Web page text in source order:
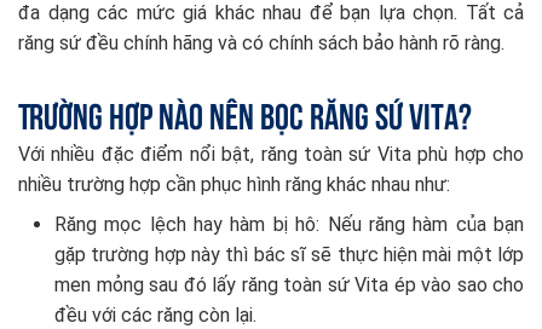
đa dạng các mức giá khác nhau để bạn lựa chọn. Tất cả
răng sứ đều chính hãng và có chính sách bảo hành rõ ràng.
Trường hợp nào nên bọc răng sứ Vita?
Với nhiều đặc điểm nổi bật, răng toàn sứ Vita phù hợp cho
nhiều trường hợp cần phục hình răng khác nhau như:
Răng mọc lệch hay hàm bị hô: Nếu răng hàm của bạn
gặp trường hợp này thì bác sĩ sẽ thực hiện mài một lớp
men mỏng sau đó lấy răng toàn sứ Vita ép vào sao cho
đều với các răng còn lại.